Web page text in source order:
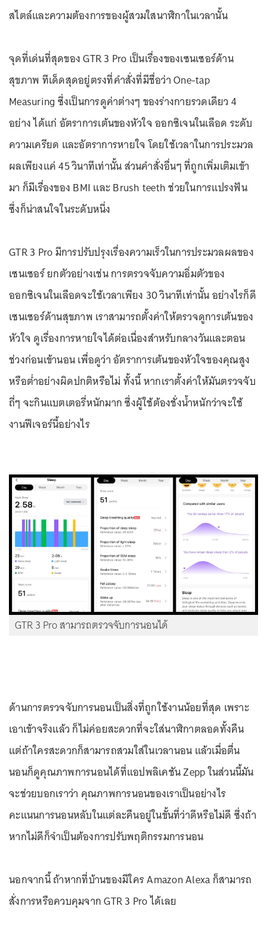
สไตล์และความต้องการของผู้สวมใสนาฬิกาในเวลานั้น
จุดที่เด่นที่สุดของ GTR 3 Pro เป็นเรื่องของเซนเซอร์ด้าน
สุขภาพ ทีเด็ดสุดอยู่ตรงที่คำสั่งที่มีชื่อว่า One-tap
Measuring ซึ่งเป็นการดูค่าต่างๆ ของร่างกายรวดเดียว 4
อย่าง ได้แก่ อัตราการเต้นของหัวใจ ออกซิเจนในเลือด ระดับ
ความเครียด และอัตราการหายใจ โดยใช้เวลาในการประมวล
ผลเพียงแค่ 45 วินาทีเท่านั้น ส่วนคำสั่งอื่นๆ ที่ถูกเพิ่มเติมเข้า
มา ก็มีเรื่องของ BMI และ Brush teeth ช่วยในการแปรงฟัน
ซึ่งก็น่าสนใจในระดับหนึ่ง
GTR 3 Pro มีการปรับปรุงเรื่องความเร็วในการประมวลผลของ
เซนเซอร์ ยกตัวอย่างเช่น การตรวจจับความอิ่มตัวของ
ออกซิเจนในเลือดจะใช้เวลาเพียง 30 วินาทีเท่านั้น อย่างไรก็ดี
เซนเซอร์ด้านสุขภาพ เราสามารถตั้งค่าให้ตรวจดูการเต้นของ
หัวใจ ดูเรื่องการหายใจได้ต่อเนื่องสำหรับกลางวันและตอน
ช่วงก่อนเข้านอน เพื่อดูว่า อัตราการเต้นของหัวใจของคุณสูง
หรือต่ำอย่างผิดปกติหรือไม่ ทั้งนี้ หากเราตั้งค่าให้มันตรวจจับ
ถี่ๆ จะกินแบตเตอรี่หนักมาก ซึ่งผู้ใช้ต้องชั่งน้ำหนักว่าจะใช้
งานฟีเจอร์นี้อย่างไร
GTR 3 Pro สามารถตรวจจับการนอนได้
ด้านการตรวจจับการนอนเป็นสิ่งที่ถูกใช้งานน้อยที่สุด เพราะ
เอาเข้าจริงแล้ว ก็ไม่ค่อยสะดวกที่จะใส่นาฬิกาตลอดทั้งคืน
แต่ถ้าใครสะดวกก็สามารถสวมใส่ในเวลานอน แล้วเมื่อตื่น
นอนก็ดูคุณภาพการนอนได้ที่แอปพลิเคชัน Zepp ในส่วนนี้มัน
จะช่วยบอกเราว่า คุณภาพการนอนของเราเป็นอย่างไร
คะแนนการนอนหลับในแต่ละคืนอยู่ในขั้นที่ว่าดีหรือไม่ดี ซึ่งถ้า
หากไม่ดีก็จำเป็นต้องการปรับพฤติกรรมการนอน
นอกจากนี้ ถ้าหากที่บ้านของมีใคร Amazon Alexa ก็สามารถ
สั่งการหรือควบคุมจาก GTR 3 Pro ได้เลย